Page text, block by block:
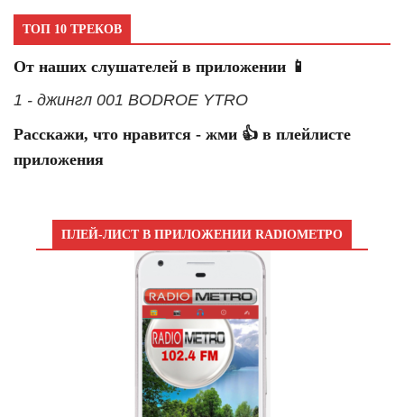
ТОП 10 ТРЕКОВ
От наших слушателей в приложении 📱
1 - джингл 001 BODROE YTRO
Расскажи, что нравится - жми 👍 в плейлисте
приложения
ПЛЕЙ-ЛИСТ В ПРИЛОЖЕНИИ RADIOМЕТРО